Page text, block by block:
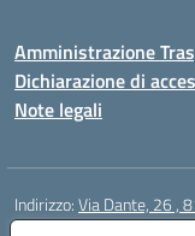
Amministrazione
Dichiarazione di
Note legali
Indirizzo:Via Dante, 26 ,
Centralino: